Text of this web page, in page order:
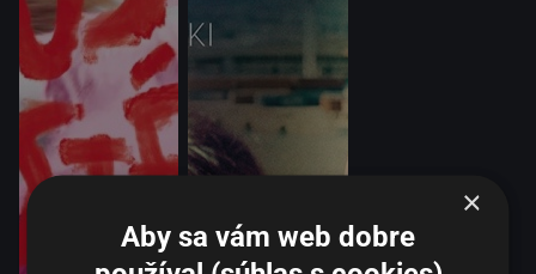
×
Aby sa vám web dobre